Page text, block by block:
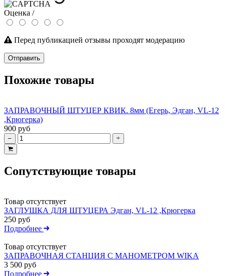
Оценка /
Перед публикацией отзывы проходят модерацию
Отправить
Похожие товары
ЗАПРАВОЧНЫЙ ШТУЦЕР КВИК. 8мм (Егерь, Эдган, VL-12
,Крюгерка)
900 руб
Сопутствующие товары
Товар отсутствует
ЗАГЛУШКА ДЛЯ ШТУЦЕРА Эдган, VL-12 ,Крюгерка
250 руб
Подробнее
Товар отсутствует
ЗАПРАВОЧНАЯ СТАНЦИЯ С МАНОМЕТРОМ WIKA
3 500 руб
Подробнее